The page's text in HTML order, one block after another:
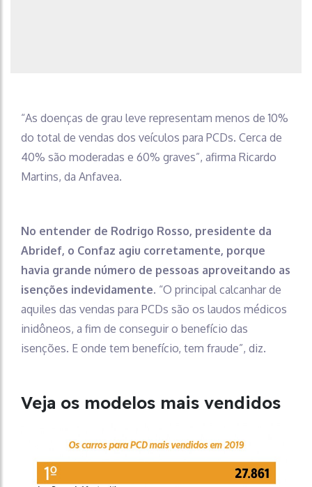
“As doenças de grau leve representam menos de 10%
do total de vendas dos veículos para PCDs. Cerca de
40% são moderadas e 60% graves”, afirma Ricardo
Martins, da Anfavea.
No entender de Rodrigo Rosso, presidente da
Abridef, o Confaz agiu corretamente, porque
havia grande número de pessoas aproveitando as
isenções indevidamente. “O principal calcanhar de
aquiles das vendas para PCDs são os laudos médicos
inidôneos, a fim de conseguir o benefício das
isenções. E onde tem benefício, tem fraude”, diz.
Veja os modelos mais vendidos